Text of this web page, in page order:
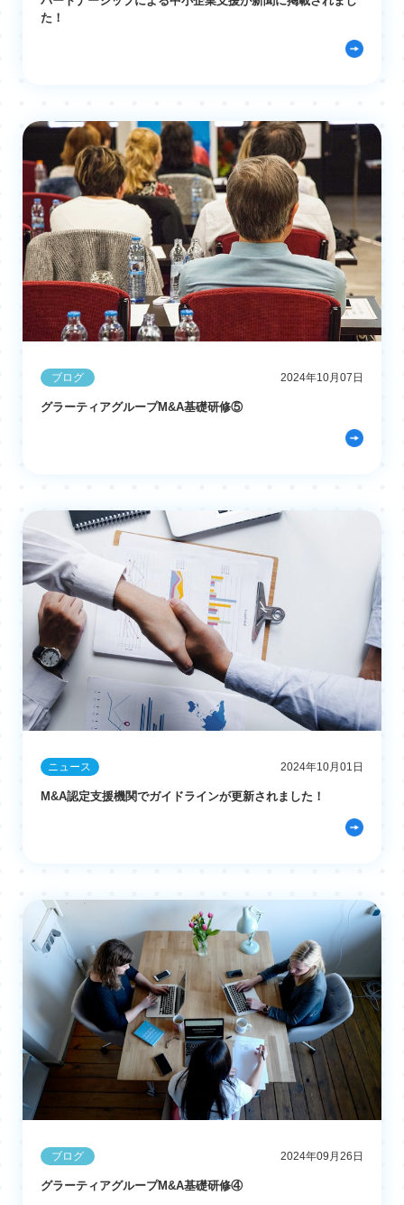
た！
ブログ 2024年10月07日
グラーティアグループM&A基礎研修⑤
ニュース 2024年10月01日
M&A認定支援機関でガイドラインが更新されました！
ブログ 2024年09月26日
グラーティアグループM&A基礎研修④